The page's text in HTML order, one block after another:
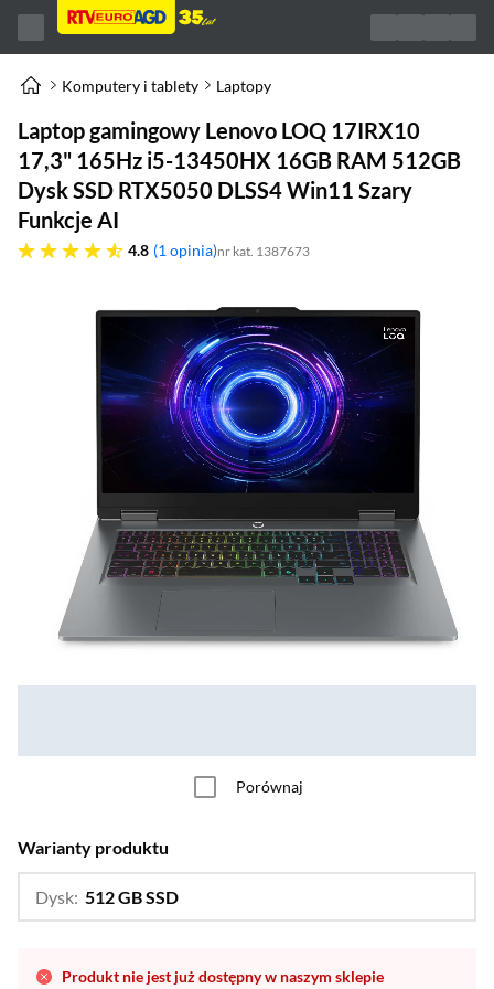
Komputery i tablety Laptopy
Laptop gamingowy Lenovo LOQ 17IRX10
17,3" 165Hz i5-13450HX 16GB RAM 512GB
Dysk SSD RTX5050 DLSS4 Win11 Szary
Funkcje AI
4.8
4.8 gwiazdek 1 opinia nr kat. 1387673
Porównaj
Warianty produktu
Dysk: 512 GB SSD
Produkt nie jest już dostępny w naszym sklepie